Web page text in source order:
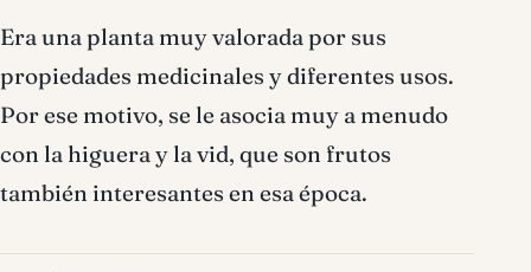
Era una planta muy valorada por sus
propiedades medicinales y diferentes usos.
Por ese motivo, se le asocia muy a menudo
con la higuera y la vid, que son frutos
también interesantes en esa época.